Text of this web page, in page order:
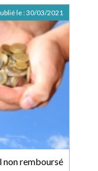
remboursé
le :30/03/2021